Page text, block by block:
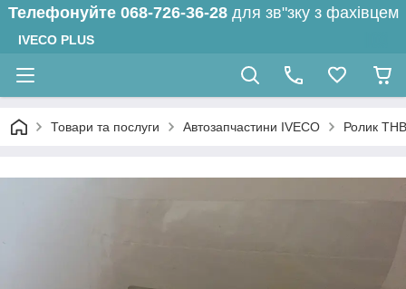
Телефонуйте 068-726-36-28 для зв"зку з фахівцем
IVECO PLUS
Товари та послуги Автозапчастини IVECO Ролик